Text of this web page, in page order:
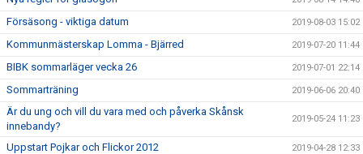
Försäsong - viktiga datum 2019-08-03 15:02
Kommunmästerskap Lomma - Bjärred 2019-07-20 11:44
BIBK sommarläger vecka 26 2019-07-01 22:14
Sommarträning 2019-06-06 20:40
Är du ung och vill du vara med och påverka Skånsk
innebandy?
2019-05-24 11:23
Uppstart Pojkar och Flickor 2012 2019-04-28 12:33